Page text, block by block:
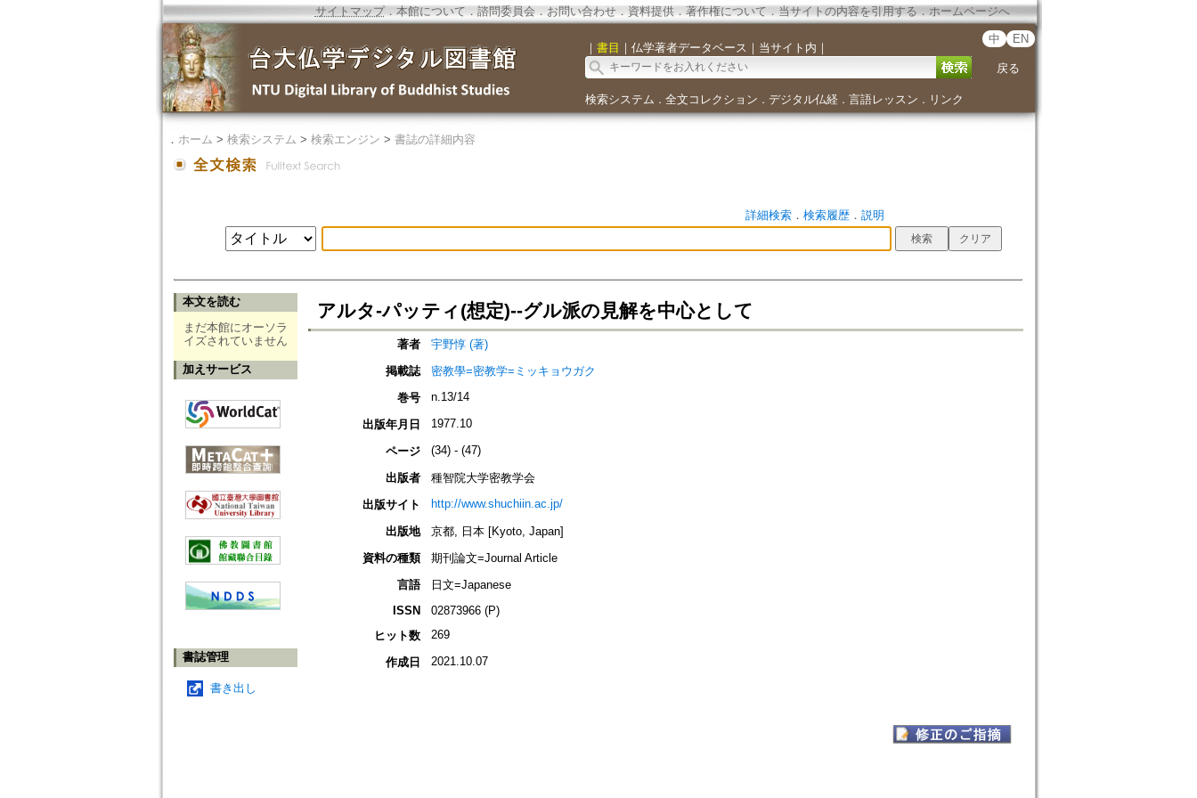
サイトマップ．本館について ． 諮問委員会． お問い合わせ． 資料提供． 著作権について．当サイトの内容を引用する ． ホームページへ
｜ 書目 ｜ 仏学著者データベース ｜ 当サイト内 ｜
中 EN
戻る
検索システム ． 全文コレクション ． デジタル仏経． 言語レッスン ． リンク
． ホーム > 検索システム > 検索エンジン > 書誌の詳細内容
詳細検索． 検索履歴． 説明
本文を読む
まだ本館にオーソラ
イズされていません
加えサービス
書誌管理
書き出し
アルタ-パッティ(想定)--グル派の見解を中心として
著者
宇野惇 (著)
掲載誌
密教學=密教学=ミッキョウガク
巻号
n.13/14
出版年月日 1977.10
ページ (34) - (47)
出版者
種智院大学密教学会
出版サイト
http://www.shuchiin.ac.jp/
出版地
京都, 日本 [Kyoto, Japan]
資料の種類
期刊論文=Journal Article
言語
日文=Japanese
ISSN
02873966 (P)
ヒット数
269
作成日 2021.10.07